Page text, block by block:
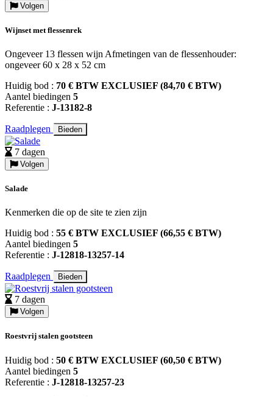
Volgen
Wijnset met flessenrek
Ongeveer 13 flessen wijn Afmetingen van de flessenhouder:
ongeveer 60 x 28 x 52 cm
Huidig bod : 70 € BTW EXCLUSIEF (84,70 € BTW)
Aantel biedingen 5
Referentie : J-13182-8
Raadplegen Bieden
7 dagen
Volgen
Salade
Kenmerken die op de site te zien zijn
Huidig bod : 55 € BTW EXCLUSIEF (66,55 € BTW)
Aantel biedingen 5
Referentie : J-12818-13257-14
Raadplegen Bieden
7 dagen
Volgen
Roestvrij stalen gootsteen
Huidig bod : 50 € BTW EXCLUSIEF (60,50 € BTW)
Aantel biedingen 5
Referentie : J-12818-13257-23